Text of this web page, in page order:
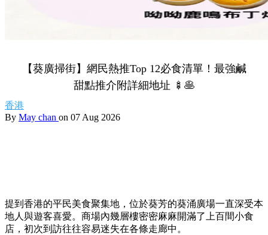
【葵廣掃街】網民熱推Top 12必食清單！最強鹹
甜點推介附詳細地址 🍢🥞
香港
By May chan on 07 Aug 2026
提到香港的平民美食聚集地，位於葵芳的葵涌廣場一直深受本
地人與遊客喜愛。商場內幾層樓密密麻麻開滿了上百間小食
店，初次到訪往往容易迷失在各條走廊中。